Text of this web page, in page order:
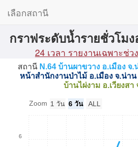
เลือกสถานี
กราฟระดับน้ำรายชั่วโม
24 เวลา รายงานเฉพาะช่
Zoom 1 วัน 6 วัน ALL
สถานี N.64 บ้านผา
หน้าสำนักงานป่าไม้ อ.เมือง จ.น่าน
บ้
6